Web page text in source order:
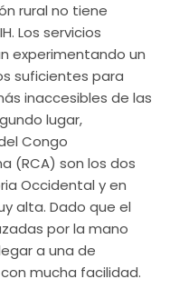
rural no tiene
Los servicios
experimentando un
suficientes para
inaccesibles de las
lugar,
Congo
(RCA) son los dos
Occidental y en
alta. Dado que el
por la mano
a una de
mucha facilidad.